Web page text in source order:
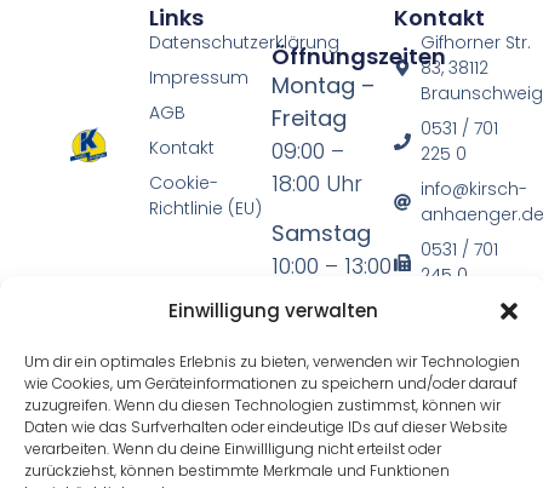
Einwilligung verwalten
Um dir ein optimales Erlebnis zu bieten, verwenden wir Technologien
wie Cookies, um Geräteinformationen zu speichern und/oder darauf
zuzugreifen. Wenn du diesen Technologien zustimmst, können wir
Daten wie das Surfverhalten oder eindeutige IDs auf dieser Website
verarbeiten. Wenn du deine Einwillligung nicht erteilst oder
zurückziehst, können bestimmte Merkmale und Funktionen
Kontakt
Gifhorner Str.
83, 38112
Braunschweig
0531 / 701
225 0
info@kirsch-
0531 / 701
245 0
Öffnungszeiten
Montag –
Freitag
09:00 –
18:00 Uhr
Samstag
10:00 – 13:00
Uhr
* mit
Ausnahme
der
gesetzlichen
Links
Datenschutzerklärung
Impressum
AGB
Kontakt
Cookie-
Richtlinie (EU)